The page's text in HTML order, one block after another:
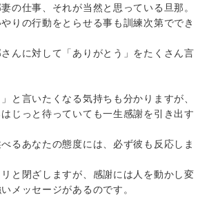
の仕事、それが当然と思っている旦那。
りの行動をとらせる事も訓練次第ででき
んに対して「ありがとう」をたくさん言
と言いたくなる気持ちも分かりますが、
じっと待っていても一生感謝を引き出す
るあなたの態度には、必ず彼も反応しま
と閉ざしますが、感謝には人を動かし変
メッセージがあるのです。